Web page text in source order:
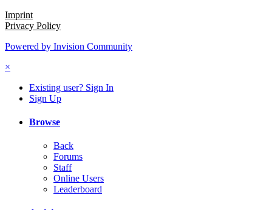
Imprint
Privacy Policy
Powered by Invision Community
×
Existing user? Sign In
Sign Up
Browse
Back
Forums
Staff
Online Users
Leaderboard